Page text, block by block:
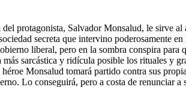
protagonista, Salvador Monsalud, le sirve al
secreta que intervino poderosamente
liberal, pero en la sombra conspira para
sarcástica y ridícula posible los rituales y
Monsalud tomará partido contra sus
Lo conseguirá, pero a costa de renunciar a